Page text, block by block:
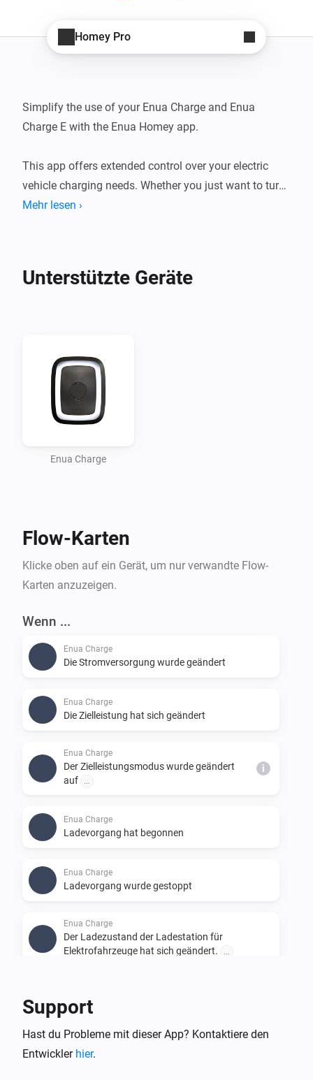
Homey Pro
Simplify the use of your Enua Charge and Enua
Charge E with the Enua Homey app.
This app offers extended control over your electric
vehicle charging needs. Whether you just want to turn
the charger on or off with a tap, or automate the
practicality, while realizing the vision of electric
Mehr lesen ›
Unterstützte Geräte
Enua Charge
Flow-Karten
Klicke oben auf ein Gerät, um nur verwandte Flow-
Karten anzuzeigen.
Wenn ...
Enua Charge
Die Stromversorgung wurde geändert
Enua Charge
Die Zielleistung hat sich geändert
Enua Charge
Der Zielleistungsmodus wurde geändert
auf
i
Enua Charge
Ladevorgang hat begonnen
Enua Charge
Ladevorgang wurde gestoppt
Enua Charge
Der Ladezustand der Ladestation für
Elektrofahrzeuge hat sich geändert.
A car is connected
A car is disconnected
Support
Hast du Probleme mit dieser App? Kontaktiere den
Entwickler hier.